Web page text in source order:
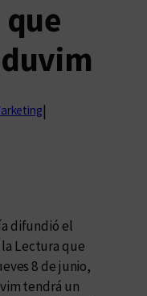
|
difundió el
Lectura que
8 de junio,
tendrá un